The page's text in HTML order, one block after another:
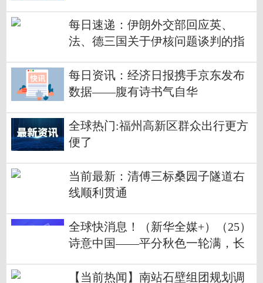
每日速递：伊朗外交部回应英、
法、德三国关于伊核问题谈判的指
每日资讯：经济日报携手京东发布
数据——腹有诗书气自华
全球热门:福州高新区群众出行更方
便了
当前最新：清傅三标桑园子隧道右
线顺利贯通
全球快消息！（新华全媒+）（25）
诗意中国——平分秋色一轮满，长
【当前热闻】南站石壁组团规划调